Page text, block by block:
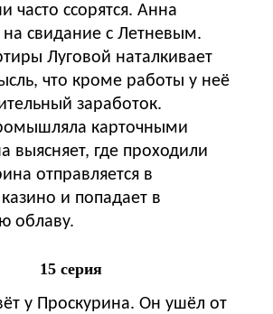
часто ссорятся. Анна
на свидание с Летневым.
Луговой наталкивает
что кроме работы у неё
заработок.
карточными
выясняет, где проходили
отправляется в
и попадает в
облаву.
15 серия
у Проскурина. Он ушёл от